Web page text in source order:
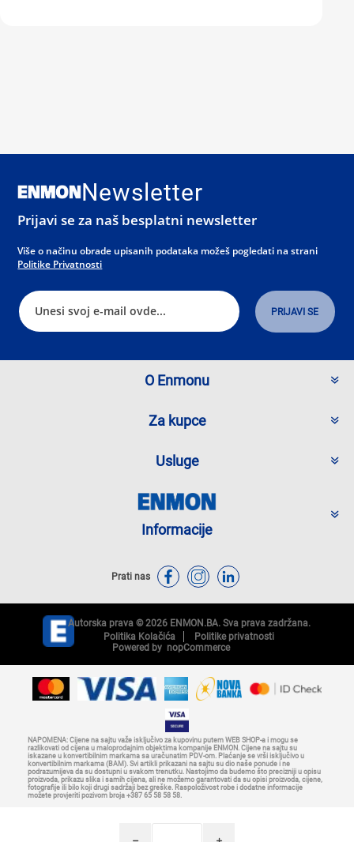
i
h
Newsletter
Prijavi se za naš besplatni newsletter
Više o načinu obrade upisanih podataka možeš pogledati na strani
Politike Privatnosti
O Enmonu
Za kupce
Usluge
Informacije
Prati nas
Autorska prava © 2026 ENMON.BA. Sva prava zadržana.
Politika Kolačića
Politike privatnosti
Powered by nopCommerce
NAPOMENA: Cijene na sajtu važe isključivo za kupovinu putem WEB SHOP-a i mogu se
razlikovati od cijena u maloprodajnim objektima kompanije ENMON. Cijene na sajtu su
iskazane u konvertibilnim markama sa uračunatim PDV-om. Plaćanje se vrši isključivo u
konvertibilnim markama (BAM). Svi artikli prikazani na sajtu su dio naše ponude i ne
podrazumijeva da su dostupni u svakom trenutku. Nastojimo da budemo što precizniji u opisu
proizvoda, prikazu slika i samih cijena, ali ne možemo garantovati da su opisi proizvoda, cijene,
fotografije ili bilo koji drugi sadržaji bez greške. Raspoloživost robe i dodatne informacije
možete provjeriti pozivom broja +387 65 58 58 58.